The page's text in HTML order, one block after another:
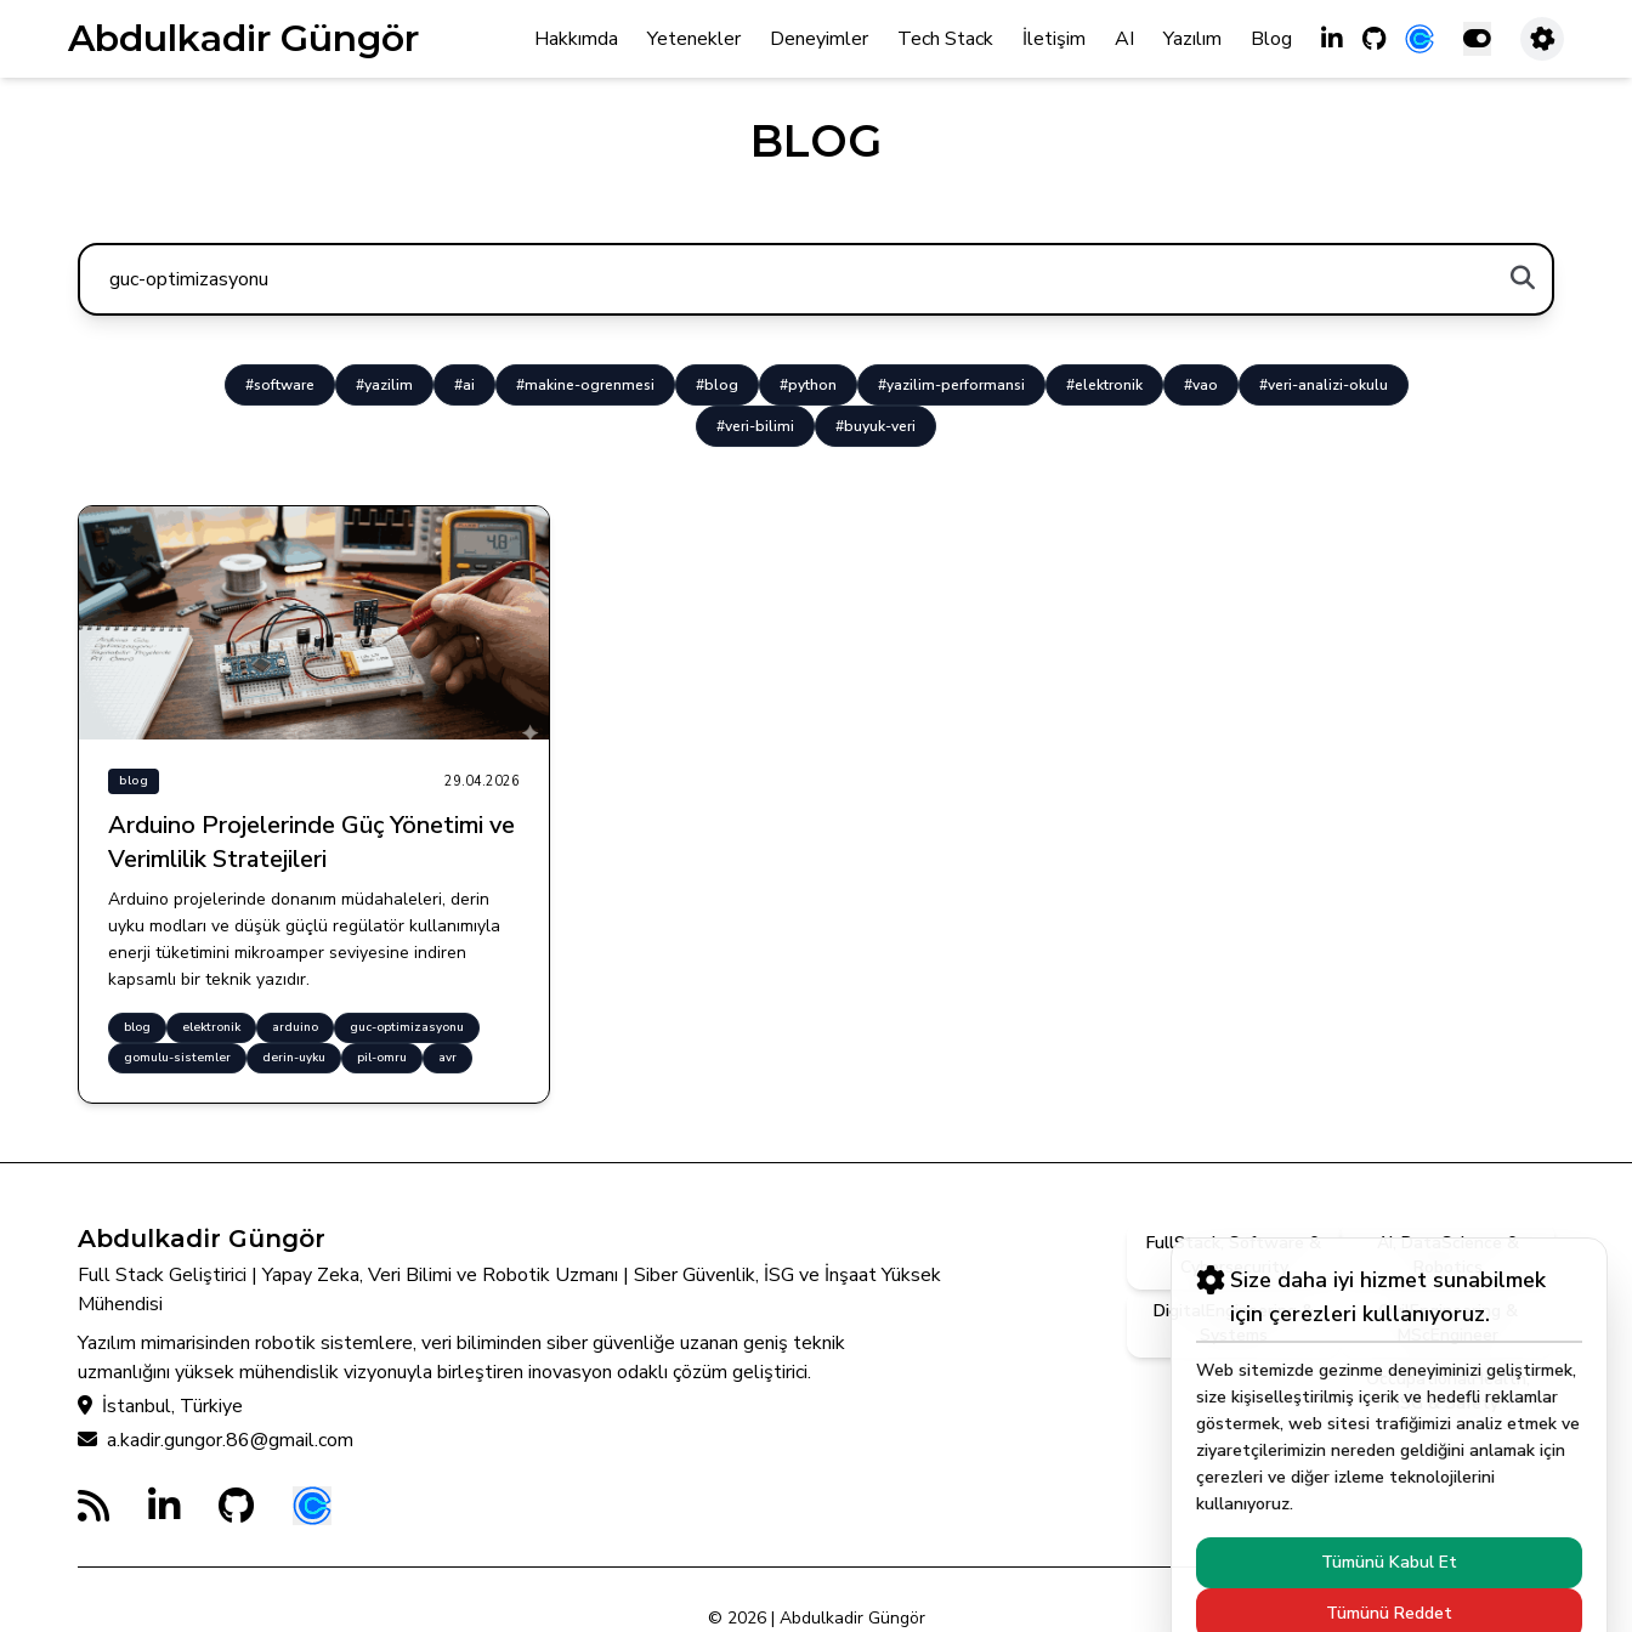
Abdulkadir Güngör Hakkımda Yetenekler Deneyimler Tech Stack İletişim AI Yazılım Blog
Size daha iyi hizmet sunabilmek
için çerezleri kullanıyoruz.
Web sitemizde gezinme deneyiminizi geliştirmek,
size kişiselleştirilmiş içerik ve hedefli reklamlar
göstermek, web sitesi trafiğimizi analiz etmek ve
ziyaretçilerimizin nereden geldiğini anlamak için
çerezleri ve diğer izleme teknolojilerini
kullanıyoruz.
Tümünü Kabul Et
Tümünü Reddet
BLOG
#software #yazilim #ai #makine-ogrenmesi #blog #python #yazilim-performansi #elektronik #vao #veri-analizi-okulu
#veri-bilimi #buyuk-veri
blog 29.04.2026
Arduino Projelerinde Güç Yönetimi ve
Verimlilik Stratejileri
Arduino projelerinde donanım müdahaleleri, derin
uyku modları ve düşük güçlü regülatör kullanımıyla
enerji tüketimini mikroamper seviyesine indiren
kapsamlı bir teknik yazıdır.
blog elektronik arduino
guc-optimizasyonu
gomulu-sistemler
derin-uyku pil-omru avr
Abdulkadir Güngör
Full Stack Geliştirici | Yapay Zeka, Veri Bilimi ve Robotik Uzmanı | Siber Güvenlik, İSG ve İnşaat Yüksek
Mühendisi
Yazılım mimarisinden robotik sistemlere, veri biliminden siber güvenliğe uzanan geniş teknik
uzmanlığını yüksek mühendislik vizyonuyla birleştiren inovasyon odaklı çözüm geliştirici.
İstanbul, Türkiye
a.kadir.gungor.86@gmail.com
FullStack, Software &
Cybersecurity
AI, DataScience &
Robotics
DigitalEngineering &
Systems
CivilEngineering &
MScEngineer
OccupationalHealth,
ISG & Safety
© 2026 | Abdulkadir Güngör